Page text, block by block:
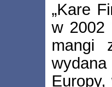
„Kare
w 2002
mangi